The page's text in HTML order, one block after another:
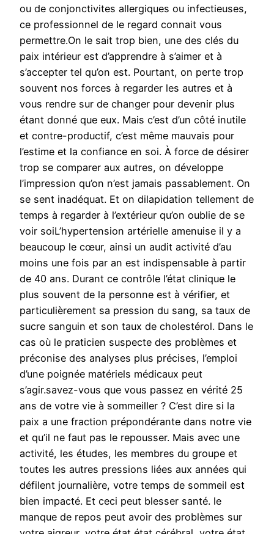
ou de conjonctivites allergiques ou infectieuses,
ce professionnel de le regard connait vous
permettre.On le sait trop bien, une des clés du
paix intérieur est d’apprendre à s’aimer et à
s’accepter tel qu’on est. Pourtant, on perte trop
souvent nos forces à regarder les autres et à
vous rendre sur de changer pour devenir plus
étant donné que eux. Mais c’est d’un côté inutile
et contre-productif, c’est même mauvais pour
l’estime et la confiance en soi. À force de désirer
trop se comparer aux autres, on développe
l’impression qu’on n’est jamais passablement. On
se sent inadéquat. Et on dilapidation tellement de
temps à regarder à l’extérieur qu’on oublie de se
voir soiL’hypertension artérielle amenuise il y a
beaucoup le cœur, ainsi un audit activité d’au
moins une fois par an est indispensable à partir
de 40 ans. Durant ce contrôle l’état clinique le
plus souvent de la personne est à vérifier, et
particulièrement sa pression du sang, sa taux de
sucre sanguin et son taux de cholestérol. Dans le
cas où le praticien suspecte des problèmes et
préconise des analyses plus précises, l’emploi
d’une poignée matériels médicaux peut
s’agir.savez-vous que vous passez en vérité 25
ans de votre vie à sommeiller ? C’est dire si la
paix a une fraction prépondérante dans notre vie
et qu’il ne faut pas le repousser. Mais avec une
activité, les études, les membres du groupe et
toutes les autres pressions liées aux années qui
défilent journalière, votre temps de sommeil est
bien impacté. Et ceci peut blesser santé. le
manque de repos peut avoir des problèmes sur